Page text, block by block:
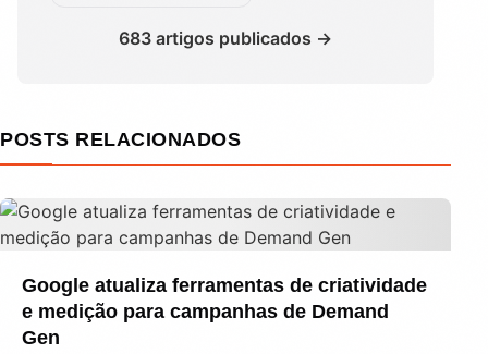
683 artigos publicados →
POSTS RELACIONADOS
Google atualiza ferramentas de criatividade
e medição para campanhas de Demand
Gen